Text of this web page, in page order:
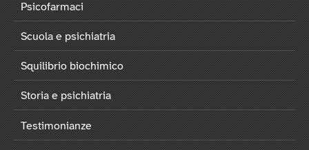
Psicofarmaci
Scuola e psichiatria
Squilibrio biochimico
Storia e psichiatria
Testimonianze